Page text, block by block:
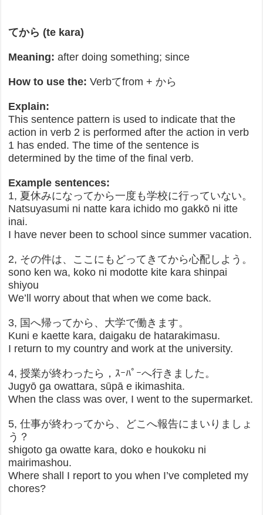
てから (te kara)
Meaning: after doing something; since
How to use the: Verbてfrom + から
Explain:
This sentence pattern is used to indicate that the
action in verb 2 is performed after the action in verb
1 has ended. The time of the sentence is
determined by the time of the final verb.
Example sentences:
1, 夏休みになってから一度も学校に行っていない。
Natsuyasumi ni natte kara ichido mo gakkō ni itte
inai.
I have never been to school since summer vacation.
2, その件は、ここにもどってきてから心配しよう。
sono ken wa, koko ni modotte kite kara shinpai
shiyou
We’ll worry about that when we come back.
3, 国へ帰ってから、大学で働きます。
Kuni e kaette kara, daigaku de hatarakimasu.
I return to my country and work at the university.
4, 授業が終わったら，ｽｰﾊﾟｰへ行きました。
Jugyō ga owattara, sūpā e ikimashita.
When the class was over, I went to the supermarket.
5, 仕事が終わってから、どこへ報告にまいりましょ
う？
shigoto ga owatte kara, doko e houkoku ni
mairimashou.
Where shall I report to you when I’ve completed my
chores?